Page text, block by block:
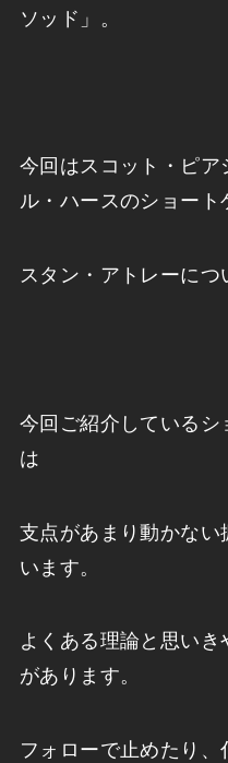
ソッド」。
今回はスコット・ピ
ル・ハースのショート
スタン・アトレーにつ
今回ご紹介しているシ
は
支点があまり動かない
います。
よくある理論と思い
があります。
フォローで止めたり